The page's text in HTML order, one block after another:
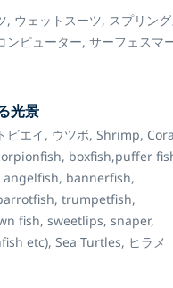
, ウェットスーツ, スプリング
ンピューター,サーフェスマ
光景
トビエイ, ウツボ, Shrimp,
boxfish,puffer
bannerfish,
trumpetfish,
fish, sweetlips, snaper,
etc), Sea Turtles, ヒラメ